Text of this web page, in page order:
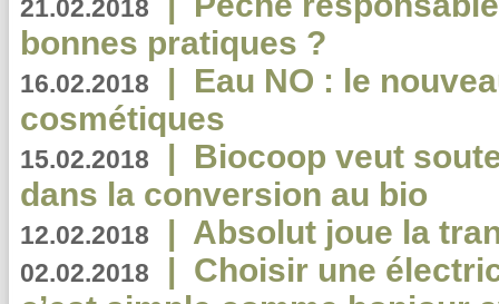
21.02.2018
bonnes pratiques ?
16.02.2018 | Eau NO : le
cosmétiques
15.02.2018 | Biocoop veut
dans la conversion au bio
12.02.2018 | Absolut joue la
02.02.2018 | Choisir une